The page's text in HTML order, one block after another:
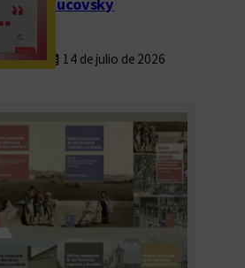
Rucovsky
14 de julio de 2026